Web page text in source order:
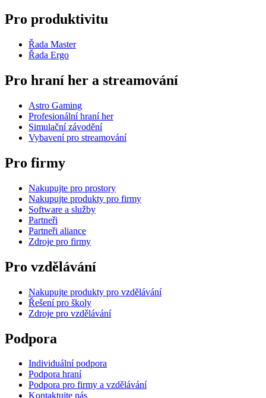
Pro produktivitu
Řada Master
Řada Ergo
Pro hraní her a streamování
Astro Gaming
Profesionální hraní her
Simulační závodění
Vybavení pro streamování
Pro firmy
Nakupujte pro prostory
Nakupujte produkty pro firmy
Software a služby
Partneři
Partneři aliance
Zdroje pro firmy
Pro vzdělávání
Nakupujte produkty pro vzdělávání
Řešení pro školy
Zdroje pro vzdělávání
Podpora
Individuální podpora
Podpora hraní
Podpora pro firmy a vzdělávání
Kontaktujte nás